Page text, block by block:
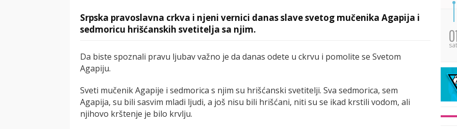
Srpska pravoslavna crkva i njeni vernici danas slave svetog mučenika Agapija i
sedmoricu hrišćanskih svetitelja sa njim.
Da biste spoznali pravu ljubav važno je da danas odete u ckrvu i pomolite se Svetom
Agapiju.
Sveti mučenik Agapije i sedmorica s njim su hrišćanski svetitelji. Sva sedmorica, sem
Agapija, su bili sasvim mladi ljudi, a još nisu bili hrišćani, niti su se ikad krstili vodom, ali
njihovo krštenje je bilo krvlju.
sat